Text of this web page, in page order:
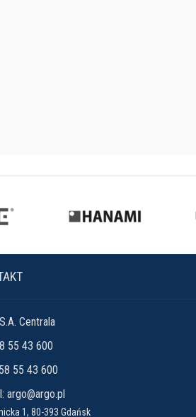
Centrala
55 43 600
55 43 600
argo@argo.pl
1, 80-393 Gdańsk